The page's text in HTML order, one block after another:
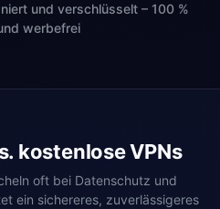
und verschlüsselt – 100 %
werbefrei
kostenlose VPNs
oft bei Datenschutz und
ein sichereres, zuverlässigeres